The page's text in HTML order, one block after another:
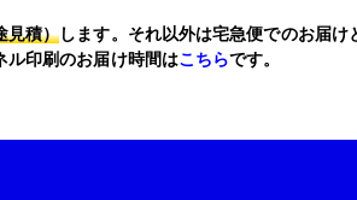
見積）します。それ以外は宅急便でのお届け
ル印刷のお届け時間はこちらです。